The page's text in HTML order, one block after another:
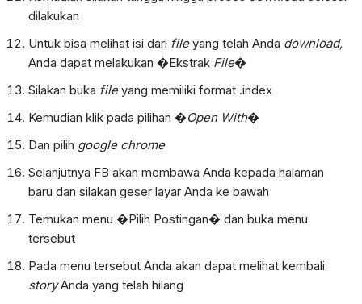
dilakukan
Untuk bisa melihat isi dari fileyang telah Anda download,
Anda dapat melakukan �Ekstrak File�
Silakan buka fileyang memiliki format .index
Kemudian klik pada pilihan �Open With�
Dan pilih google chrome
Selanjutnya FB akan membawa Anda kepada halaman
baru dan silakan geser layar Anda ke bawah
Temukan menu �Pilih Postingan� dan buka menu
tersebut
Pada menu tersebut Anda akan dapat melihat kembali
storyAnda yang telah hilang